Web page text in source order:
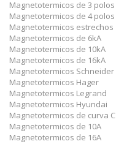
Magnetotermicos de 3 polos
Magnetotermicos de 4 polos
Magnetotermicos estrechos
Magnetotermicos de 6kA
Magnetotermicos de 10kA
Magnetotermicos de 16kA
Magnetotermicos Schneider
Magnetotermicos Hager
Magnetotermicos Legrand
Magnetotermicos Hyundai
Magnetotermicos de curva C
Magnetotermicos de 10A
Magnetotermicos de 16A